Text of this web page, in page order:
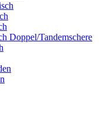
Doppel/Tandemschere